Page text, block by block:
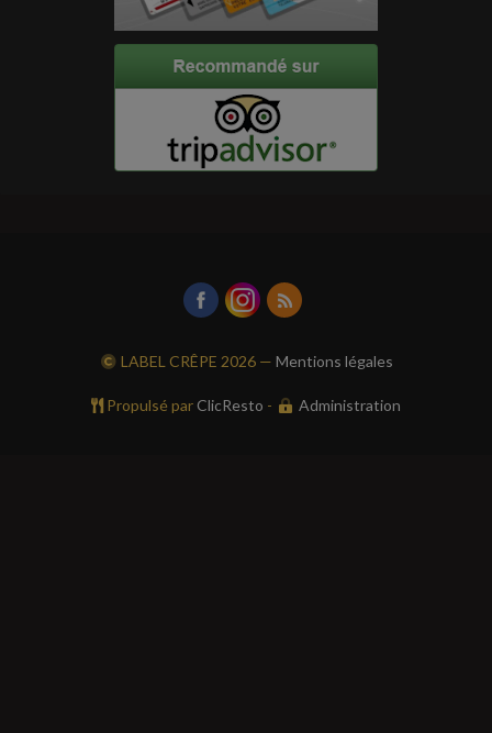
LABEL CRÊPE 2026 —Mentions légales
Propulsé par ClicResto - Administration